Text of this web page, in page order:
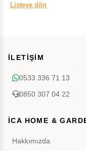
Listeye dön
İLETİŞİM
0533 336 71 13
0850 307 04 22
İCA HOME &
Hakkımızda